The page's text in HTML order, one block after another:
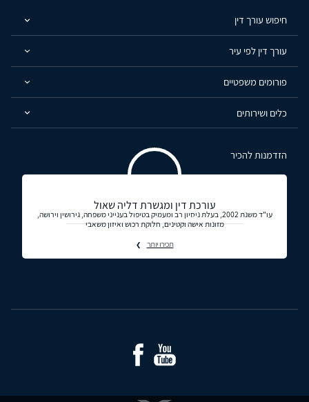
חיפוש עורך דין
עורך דין לפי עיר
פורומים משפטיים
כלים ושירותים
הזדמנות להכיר
עורכת דין ומגשרת דליה שאול
עו"ד משנת 2002, בעלת ניסיון רב ומעמיק בטיפול בענייני משפחה, גירושין וירושה,
מזונות אישה וקטינים, חלוקת רכוש ואיזון משאבי
תכירו יותר